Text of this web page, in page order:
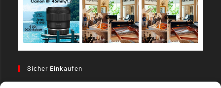
Sicher Einkaufen